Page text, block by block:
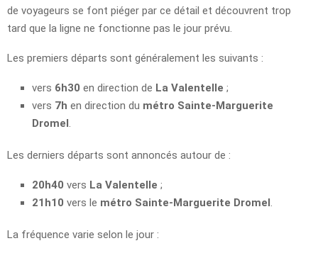
de voyageurs se font piéger par ce détail et découvrent trop
tard que la ligne ne fonctionne pas le jour prévu.
Les premiers départs sont généralement les suivants :
vers 6h30 en direction de La Valentelle ;
vers 7h en direction du métro Sainte-Marguerite
Dromel
Les derniers départs sont annoncés autour de :
20h40 vers La Valentelle ;
21h10 vers le métro Sainte-Marguerite Dromel
La fréquence varie selon le jour :